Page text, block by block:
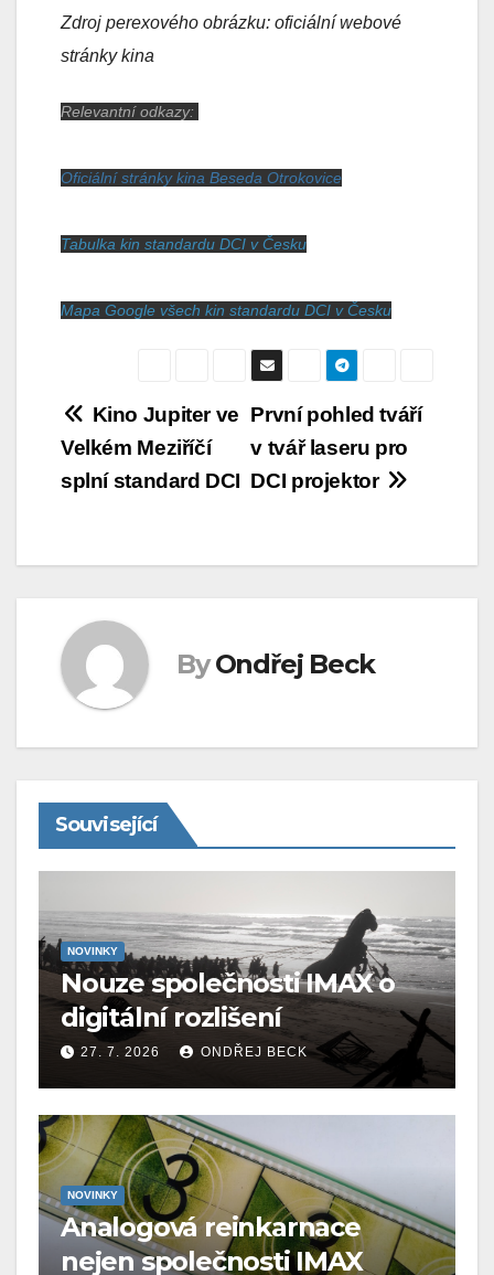
Zdroj perexového obrázku: oficiální webové
stránky kina
Relevantní odkazy:
Oficiální stránky kina Beseda Otrokovice
Tabulka kin standardu DCI v Česku
Mapa Google všech kin standardu DCI v Česku
Navigace
pro
První pohled tváří
v tvář laseru pro
DCI projektor
Kino Jupiter ve
Velkém Meziříčí
splní standard DCI
By Ondřej Beck
Související
NOVINKY
Nouze společnosti IMAX o
digitální rozlišení
27. 7. 2026 ONDŘEJ BECK
NOVINKY
Analogová reinkarnace
nejen společnosti IMAX